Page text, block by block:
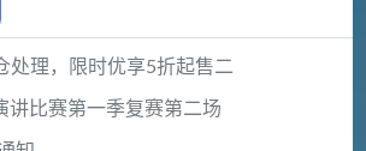
处理，限时优享5折起售二
讲比赛第一季复赛第二场